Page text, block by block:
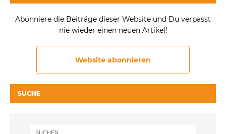
Abonniere die Beiträge dieser Website und Du verpasst
nie wieder einen neuen Artikel!
Website abonnieren
SUCHE